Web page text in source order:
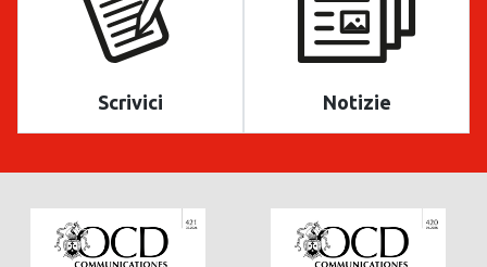
Scrivici Notizie